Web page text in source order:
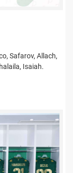
Safarov, Allach,
Ιsaiah.